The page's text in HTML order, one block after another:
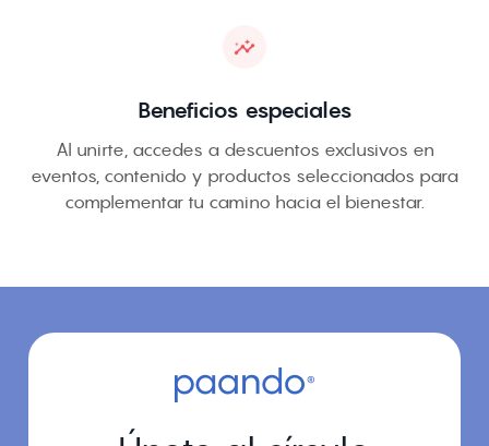
Beneficios especiales
Al unirte, accedes a descuentos exclusivos en
eventos, contenido y productos seleccionados para
complementar tu camino hacia el bienestar.